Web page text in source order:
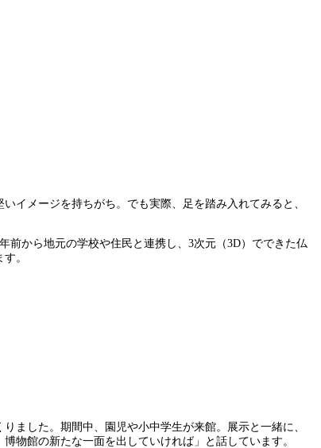
イメージを持ちがち。でも実際、足を踏み入れてみると、
前から地元の学校や住民と連携し、3次元（3D）でできた仏
。
ました。期間中、園児や小中学生が来館。展示と一緒に、
物館の新たな一面を出していければ」と話しています。